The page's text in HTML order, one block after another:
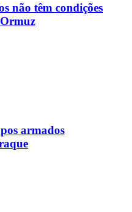
não têm condições
armados